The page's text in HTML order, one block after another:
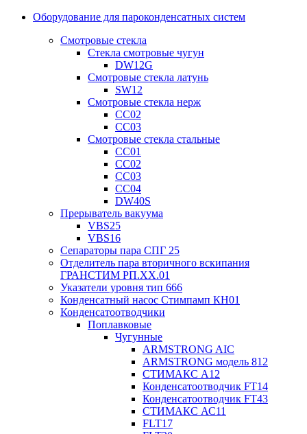
Оборудование для пароконденсатных систем
Смотровые стекла
Стекла смотровые чугун
DW12G
Смотровые стекла латунь
SW12
Смотровые стекла нерж
СС02
СС03
Смотровые стекла стальные
СС01
СС02
СС03
СС04
DW40S
Прерыватель вакуума
VBS25
VBS16
Сепараторы пара СПГ 25
Отделитель пара вторичного вскипания
ГРАНСТИМ РП.XX.01
Указатели уровня тип 666
Конденсатный насос Стимпамп КН01
Конденсатоотводчики
Поплавковые
Чугунные
ARMSTRONG AIC
ARMSTRONG модель 812
СТИМАКС А12
Конденсатоотводчик FT14
Конденсатоотводчик FT43
СТИМАКС АС11
FLT17